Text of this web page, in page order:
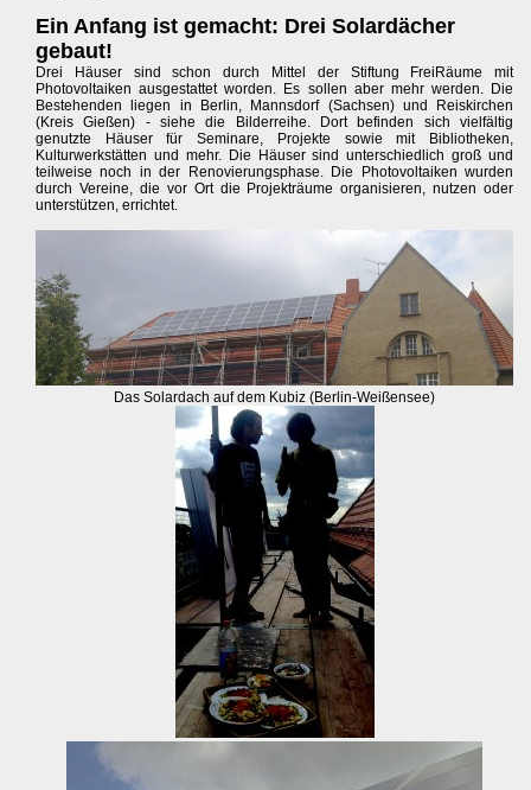
Ein Anfang ist gemacht: Drei Solardächer
gebaut!
Drei Häuser sind schon durch Mittel der Stiftung FreiRäume mit
Photovoltaiken ausgestattet worden. Es sollen aber mehr werden. Die
Bestehenden liegen in Berlin, Mannsdorf (Sachsen) und Reiskirchen
(Kreis Gießen) - siehe die Bilderreihe. Dort befinden sich vielfältig
genutzte Häuser für Seminare, Projekte sowie mit Bibliotheken,
Kulturwerkstätten und mehr. Die Häuser sind unterschiedlich groß und
teilweise noch in der Renovierungsphase. Die Photovoltaiken wurden
durch Vereine, die vor Ort die Projekträume organisieren, nutzen oder
unterstützen, errichtet.
Das Solardach auf dem Kubiz (Berlin-Weißensee)